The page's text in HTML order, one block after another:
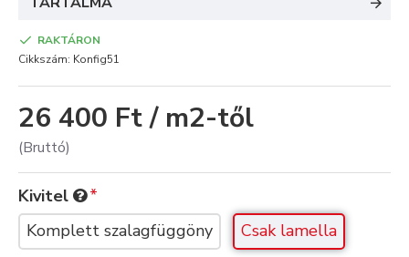
26 400 Ft / m2-től
(Bruttó)
RAKTÁRON
Cikkszám: Konfig51
Kivitel
Komplett szalagfüggöny
Csak lamella